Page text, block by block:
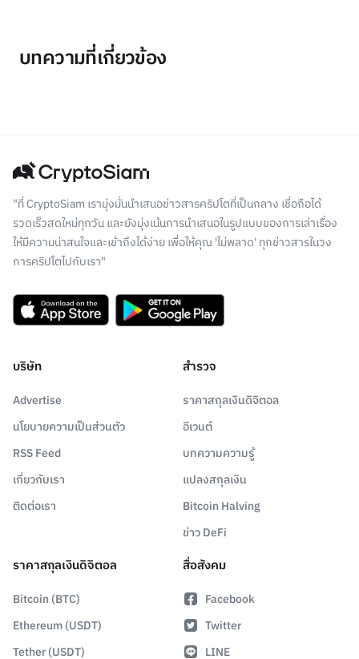
บทความที่เกี่ยวข้อง
"ที่ CryptoSiam เรามุ่งมั่นนำเสนอข่าวสารคริปโตที่เป็นกลาง เชื่อถือได้
รวดเร็วสดใหม่ทุกวัน และยังมุ่งเน้นการนำเสนอในรูปแบบของการเล่าเรื่อง
ให้มีความน่าสนใจและเข้าถึงได้ง่าย เพื่อให้คุณ 'ไม่พลาด' ทุกข่าวสารในวง
การคริปโตไปกับเรา"
บริษัท
Advertise
นโยบายความเป็นส่วนตัว
RSS Feed
เกี่ยวกับเรา
ติดต่อเรา
สำรวจ
ราคาสกุลเงินดิจิตอล
อีเวนต์
บทความความรู้
แปลงสกุลเงิน
Bitcoin Halving
ข่าว DeFi
ราคาสกุลเงินดิจิตอล
Bitcoin (BTC)
Ethereum (USDT)
Tether (USDT)
สื่อสังคม
Facebook
Twitter
LINE